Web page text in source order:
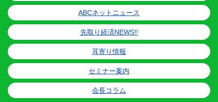
ABCネットニュース
先取り経済NEWS!!
耳寄り情報
セミナー案内
会長コラム